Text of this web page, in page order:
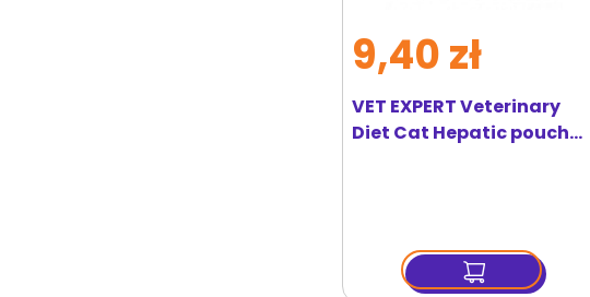
VET EXPERT Veterinary
Diet Cat Hepatic pouch
9,40 zł